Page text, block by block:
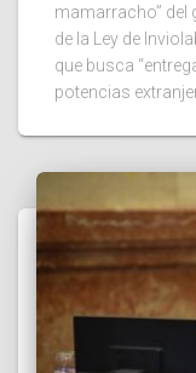
mamarracho” del
de la Ley de
que busca
potencias